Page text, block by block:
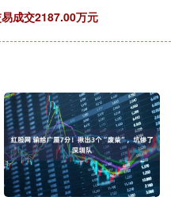
成交2187.00万元